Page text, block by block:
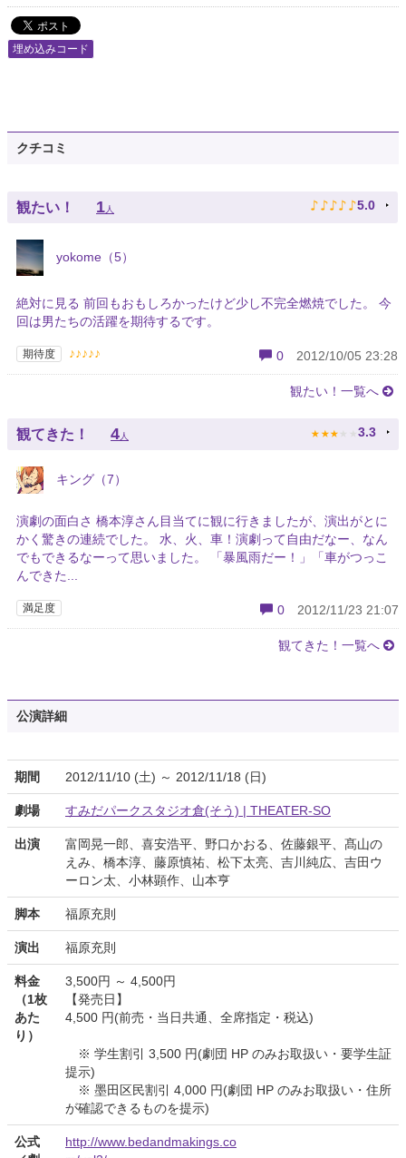
埋め込みコード
クチコミ
観たい！ 1人 ♪ ♪ ♪ ♪ ♪ 5.0
yokome（5）
絶対に見る 前回もおもしろかったけど少し不完全燃焼でした。 今
回は男たちの活躍を期待するです。
期待度 ♪♪♪♪♪ 0 2012/10/05 23:28
観たい！一覧へ
観てきた！ 4 人 ★ ★ ★ ★ ★ 3.3
キング（7）
演劇の面白さ 橋本淳さん目当てに観に行きましたが、演出がとに
かく驚きの連続でした。 水、火、車！演劇って自由だなー、なん
でもできるなーって思いました。 「暴風雨だー！」「車がつっこ
んできた...
満足度 0 2012/11/23 21:07
観てきた！一覧へ
公演詳細
期間 2012/11/10 (土) ～ 2012/11/18 (日)
劇場 すみだパークスタジオ倉(そう) | THEATER-SO
出演
富岡晃一郎、喜安浩平、野口かおる、佐藤銀平、髙山の
えみ、橋本淳、藤原慎祐、松下太亮、吉川純広、吉田ウ
ーロン太、小林顕作、山本亨
脚本 福原充則
演出 福原充則
料金
（1枚
あた
り）
3,500円 ～ 4,500円
【発売日】
4,500 円(前売・当日共通、全席指定・税込)
※ 学生割引 3,500 円(劇団 HP のみお取扱い・要学生証
提示)
※ 墨田区民割引 4,000 円(劇団 HP のみお取扱い・住所
が確認できるものを提示)
公式
http://www.bedandmakings.co